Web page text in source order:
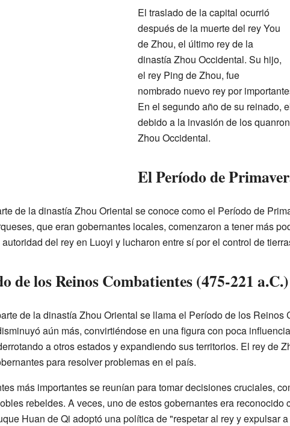
El traslado de la capital ocurrió
después de la muerte del rey You
de Zhou, el último rey de la
dinastía Zhou Occidental. Su hijo,
el rey Ping de Zhou, fue
nombrado nuevo rey por
En el segundo año de su reinado,
debido a la invasión de los
Zhou Occidental.
El Período de
de la dinastía Zhou Oriental se conoce como el Período de
que eran gobernantes locales, comenzaron a tener más
del rey en Luoyi y lucharon entre sí por el control de
de los Reinos Combatientes (475-221 a.C.)
de la dinastía Zhou Oriental se llama el Período de los Reinos
aún más, convirtiéndose en una figura con poca
a otros estados y expandiendo sus territorios. El rey de
para resolver problemas en el país.
más importantes se reunían para tomar decisiones cruciales,
rebeldes. A veces, uno de estos gobernantes era
Huan de Qi adoptó una política de "respetar al rey y expulsar